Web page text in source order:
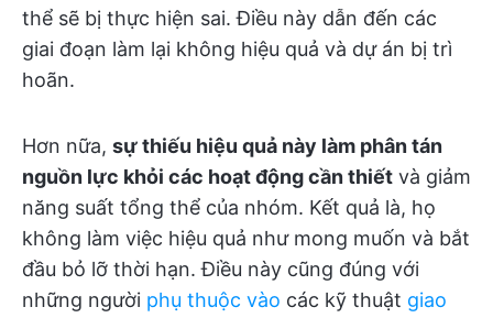
thể sẽ bị thực hiện sai. Điều này dẫn đến các
giai đoạn làm lại không hiệu quả và dự án bị trì
hoãn.
Hơn nữa, sự thiếu hiệu quả này làm phân tán
nguồn lực khỏi các hoạt động cần thiết và giảm
năng suất tổng thể của nhóm. Kết quả là, họ
không làm việc hiệu quả như mong muốn và bắt
đầu bỏ lỡ thời hạn. Điều này cũng đúng với
những người phụ thuộc vào các kỹ thuật giao